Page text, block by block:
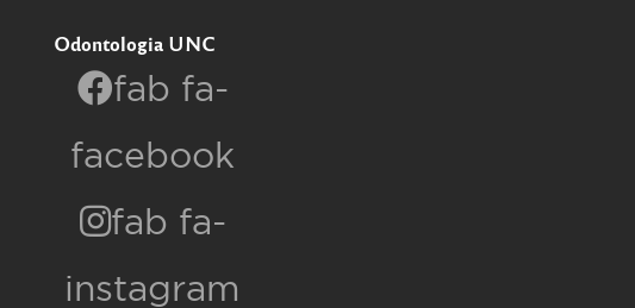
Odontologia UNC
fab fa-
facebook
fab fa-
instagram